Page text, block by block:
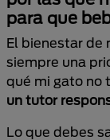
para que
El bienestar de
siempre una
qué mi gato no
un tutor
Lo que debes